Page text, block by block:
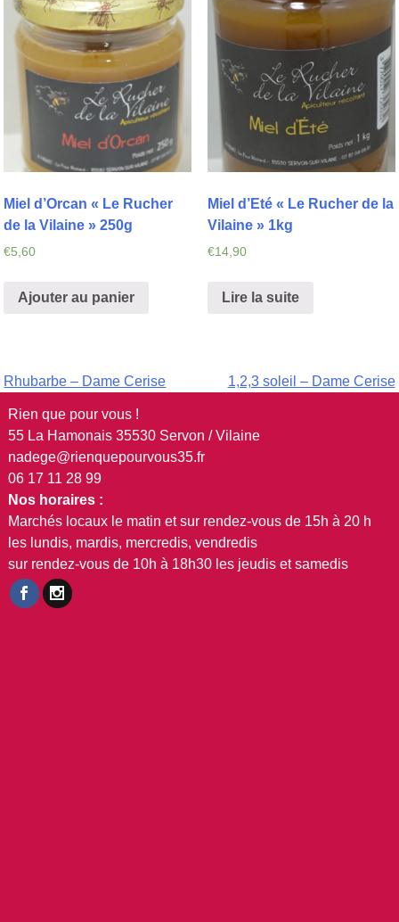
Miel d’Orcan « Le Rucher
de la Vilaine » 250g
€5,60
Ajouter au panier
Miel d’Eté « Le Rucher de la
Vilaine » 1kg
€14,90
Lire la suite
Navigation
de
l’article
Rhubarbe – Dame Cerise 1,2,3 soleil – Dame Cerise
Rien que pour vous !
55 La Hamonais 35530 Servon / Vilaine
nadege@rienquepourvous35.fr
06 17 11 28 99
Nos horaires :
Marchés locaux le matin et sur rendez-vous de 15h à 20 h
les lundis, mardis, mercredis, vendredis
sur rendez-vous de 10h à 18h30 les jeudis et samedis